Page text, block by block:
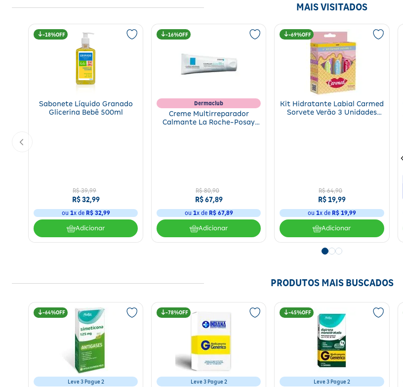
MAIS VISITADOS
18%
Sabonete Líquido Granado
Glicerina Bebê 500ml
R$ 39,99
R$ 32,99
ou 1x de R$ 32,99
Adicionar
16%
Dermaclub
Creme Multirreparador
Calmante La Roche-Posay
R$ 80,90
R$67,89
ou 1x de R$ 67,89
Adicionar
69%
Kit Hidratante Labial Carmed
Sorvete Verão 3 Unidades
R$ 64,90
R$19,99
ou 1x de R$ 19,99
Adicionar
PRODUTOS MAIS BUSCADOS
64%
Leve 3 Pague 2
78%
Leve 3 Pague 2
45%
Leve 3 Pague 2